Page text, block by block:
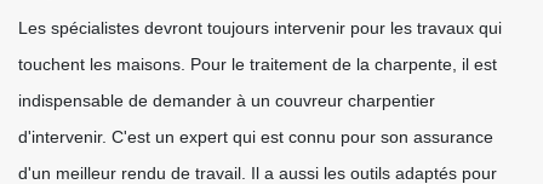
Les spécialistes devront toujours intervenir pour les travaux qui
touchent les maisons. Pour le traitement de la charpente, il est
indispensable de demander à un couvreur charpentier
d'intervenir. C'est un expert qui est connu pour son assurance
d'un meilleur rendu de travail. Il a aussi les outils adaptés pour